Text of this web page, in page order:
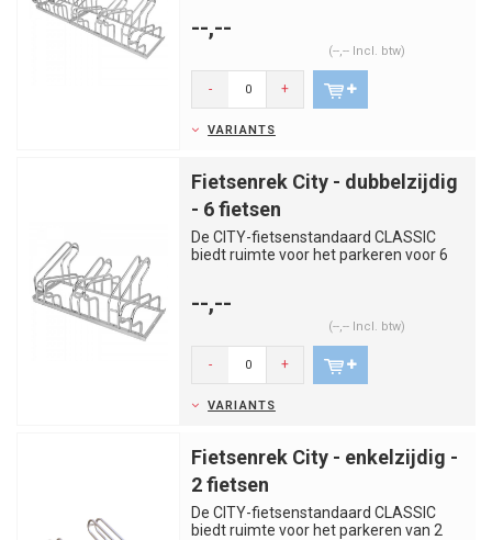
--,--
(--,-- Incl. btw)
- +
VARIANTS
Fietsenrek City - dubbelzijdig
- 6 fietsen
De CITY-fietsenstandaard CLASSIC
biedt ruimte voor het parkeren voor 6
--,--
(--,-- Incl. btw)
- +
VARIANTS
Fietsenrek City - enkelzijdig -
2 fietsen
De CITY-fietsenstandaard CLASSIC
biedt ruimte voor het parkeren van 2